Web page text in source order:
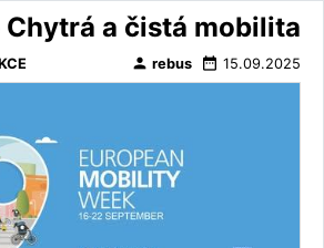
Chytrá a čistá mobilita
person rebus date_range 15.09.2025